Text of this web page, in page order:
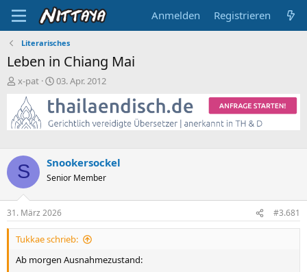
Anmelden Registrieren
Literarisches
Leben in Chiang Mai
E
s
t
e
l
e
r
x-pat
E
s
t
e
t
a
03. Apr. 2012
S Snookersockel
Senior Member
31. März 2026 #3.681
Tukkae schrieb:
Ab morgen Ausnahmezustand: